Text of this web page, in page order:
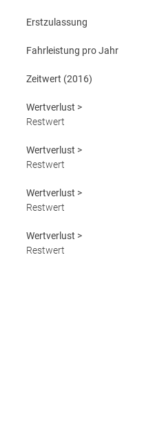
Erstzulassung
Fahrleistung pro Jahr
Zeitwert (2016)
Wertverlust >
Restwert
Wertverlust >
Restwert
Wertverlust >
Restwert
Wertverlust >
Restwert